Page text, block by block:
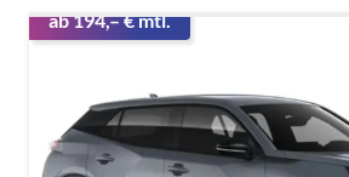
ab 194,– € mtl.